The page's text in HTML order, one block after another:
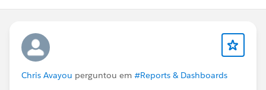
Chris Avayou perguntou em #Reports & Dashboards